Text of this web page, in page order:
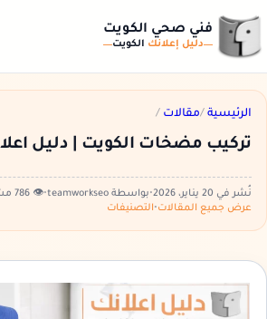
فني صحي الكويت
دليل إعلانك الكويت
الرئيسية /مقالات /
تركيب مضخات الكويت | دليل
نُشر في 20 يناير، 2026 •بواسطة teamworkseo •👁️ 786 مشاهدة
عرض جميع المقالات•التصنيفات